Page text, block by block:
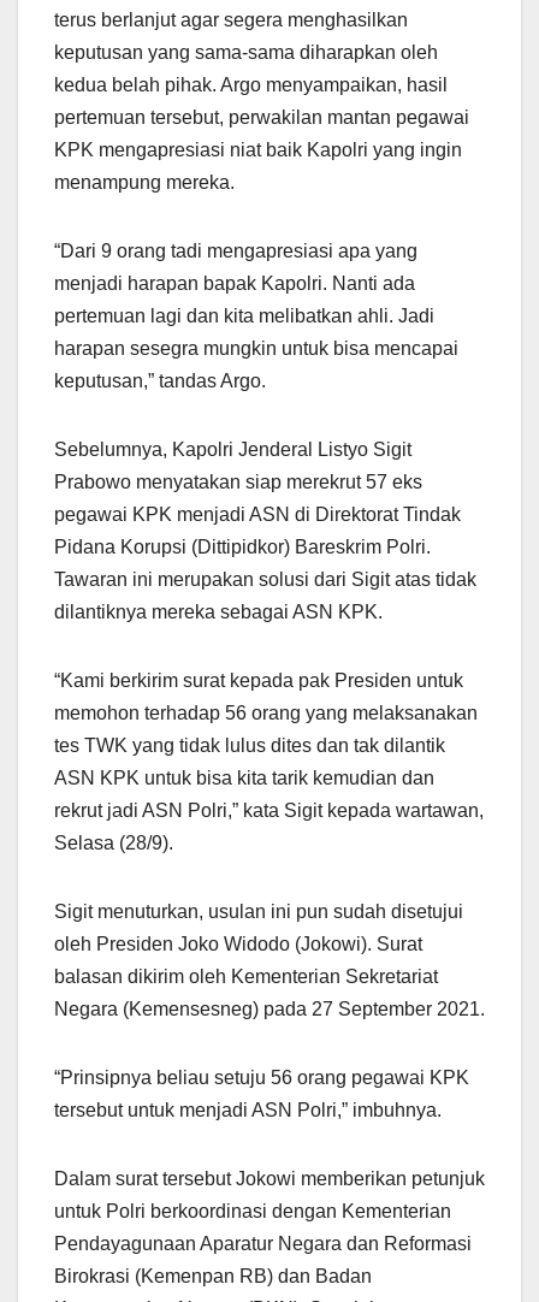
terus berlanjut agar segera menghasilkan
keputusan yang sama-sama diharapkan oleh
kedua belah pihak. Argo menyampaikan, hasil
pertemuan tersebut, perwakilan mantan pegawai
KPK mengapresiasi niat baik Kapolri yang ingin
menampung mereka.
“Dari 9 orang tadi mengapresiasi apa yang
menjadi harapan bapak Kapolri. Nanti ada
pertemuan lagi dan kita melibatkan ahli. Jadi
harapan sesegra mungkin untuk bisa mencapai
keputusan,” tandas Argo.
Sebelumnya, Kapolri Jenderal Listyo Sigit
Prabowo menyatakan siap merekrut 57 eks
pegawai KPK menjadi ASN di Direktorat Tindak
Pidana Korupsi (Dittipidkor) Bareskrim Polri.
Tawaran ini merupakan solusi dari Sigit atas tidak
dilantiknya mereka sebagai ASN KPK.
“Kami berkirim surat kepada pak Presiden untuk
memohon terhadap 56 orang yang melaksanakan
tes TWK yang tidak lulus dites dan tak dilantik
ASN KPK untuk bisa kita tarik kemudian dan
rekrut jadi ASN Polri,” kata Sigit kepada wartawan,
Selasa (28/9).
Sigit menuturkan, usulan ini pun sudah disetujui
oleh Presiden Joko Widodo (Jokowi). Surat
balasan dikirim oleh Kementerian Sekretariat
Negara (Kemensesneg) pada 27 September 2021.
“Prinsipnya beliau setuju 56 orang pegawai KPK
tersebut untuk menjadi ASN Polri,” imbuhnya.
Dalam surat tersebut Jokowi memberikan petunjuk
untuk Polri berkoordinasi dengan Kementerian
Pendayagunaan Aparatur Negara dan Reformasi
Birokrasi (Kemenpan RB) dan Badan